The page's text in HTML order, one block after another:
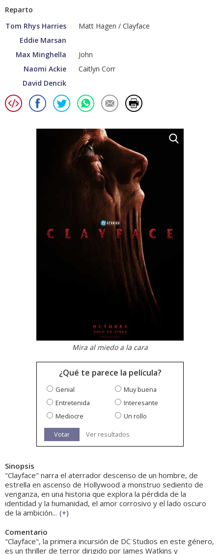
Reparto
Tom Rhys Harries
Matt Hagen / Clayface
Eddie Marsan
Max Minghella
John
Naomi Ackie
Caitlyn Corr
David Dencik
Mira al miedo a la cara
¿Qué te parece la película?
Genial
Muy buena
Entretenida
Interesante
Mediocre
Un rollo
Votar Ver resultados
Sinopsis
"Clayface" narra el aterrador descenso de un hombre, de
estrella en ascenso de Hollywood a monstruo sediento de
venganza, en una historia que explora la pérdida de la
identidad y la humanidad, el amor corrosivo y el lado oscuro
de la ambición... (+)
Comentario
"Clayface", la primera incursión de DC Studios en este género,
es un thriller de terror dirigido por James Watkins y